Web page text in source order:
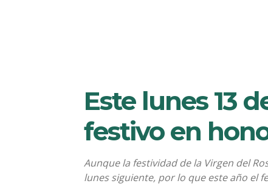
Este lunes 13
festivo en
Aunque la festividad de la Virgen del
lunes siguiente, por lo que este año el